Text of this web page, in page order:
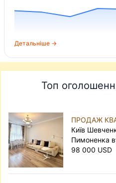
Детальніше →
Топ
ПРОДАЖ
Київ
Пимоненка
98 000 USD